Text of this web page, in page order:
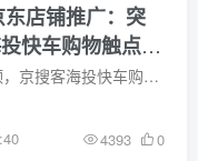
东店铺推广：突
快车购物触点京
京东店铺推广：突破流量瓶颈，京搜客海投快车购物触点京东直投智能推广工具。 注册登陆后，可下载该项目的详细实操教程！ 课程目录： 智能推广工具的妙用.mp4 如何准确定位自身的精准人群.mp4 ...
4393 0